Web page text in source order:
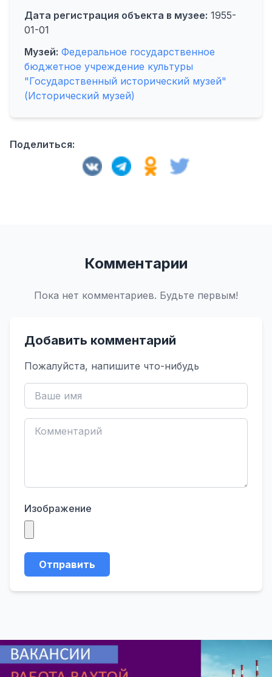
Дата регистрация объекта в музее: 1955-
01-01
Музей: Федеральное государственное
бюджетное учреждение культуры
"Государственный исторический музей"
(Исторический музей)
Поделиться:
Комментарии
Пока нет комментариев. Будьте первым!
Добавить комментарий
Пожалуйста, напишите что-нибудь
Изображение
Отправить